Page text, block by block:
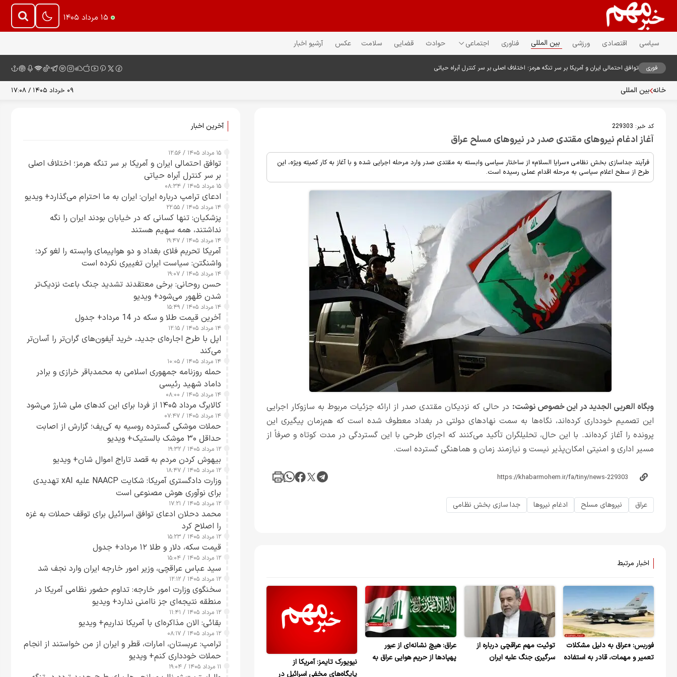
۱۵ مرداد ۱۴۰۵
سیاسی اقتصادی ورزشی بین المللی فناوری اجتماعی حوادث قضایی سلامت عکس آرشیو اخبار
فوری توافق احتمالی ایران و آمریکا بر سر تنگه هرمز؛ اختلاف اصلی بر سر کنترل آبراه حیاتی
خانه بین المللی ۰۹ خرداد ۱۴۰۵ / ۱۷:۰۸
کد خبر: 229303
آغاز ادغام نیروهای مقتدی صدر در نیروهای مسلح عراق
فرآیند جداسازی بخش نظامی «سرایا السلام» از ساختار سیاسی وابسته به مقتدی صدر وارد مرحله اجرایی شده و با آغاز به کار کمیته ویژه، این
طرح از سطح اعلام سیاسی به مرحله اقدام عملی رسیده است.
وبگاه العربی الجدید در این خصوص نوشت: در حالی که نزدیکان مقتدی صدر از ارائه جزئیات مربوط به سازوکار اجرایی
این تصمیم خودداری کرده‌اند، نگاه‌ها به سمت نهادهای دولتی در بغداد معطوف شده است که هم‌زمان پیگیری این
پرونده را آغاز کرده‌اند. با این حال، تحلیلگران تأکید می‌کنند که اجرای طرحی با این گستردگی در مدت کوتاه و صرفاً از
مسیر اداری و امنیتی امکان‌پذیر نیست و نیازمند زمان و هماهنگی گسترده است.
عراق نیروهای مسلح ادغام نیروها جدا سازی بخش نظامی
اخبار مرتبط
فوربس: «عراق به دلیل مشکلات
تعمیر و مهمات، قادر به استفاده
توئیت مهم عراقچی درباره از
سرگیری جنگ علیه ایران
عراق: هیچ نشانه‌ای از عبور
پهپادها از حریم هوایی عراق به
نیویورک تایمز: آمریکا از
پایگاه‌های مخفی اسرائیل در
آخرین اخبار
۱۵ مرداد ۱۴۰۵ / ۱۲:۵۶
توافق احتمالی ایران و آمریکا بر سر تنگه هرمز؛ اختلاف اصلی
بر سر کنترل آبراه حیاتی
۱۵ مرداد ۱۴۰۵ / ۰۸:۳۴
ادعای ترامپ درباره ایران: ایران به ما احترام می‌گذارد+ ویدیو
۱۴ مرداد ۱۴۰۵ / ۲۲:۵۵
پزشکیان: تنها کسانی که در خیابان بودند ایران را نگه
نداشتند، همه سهیم هستند
۱۴ مرداد ۱۴۰۵ / ۱۹:۴۷
آمریکا تحریم فلای بغداد و دو هواپیمای وابسته را لغو کرد؛
واشنگتن: سیاست ایران تغییری نکرده است
۱۴ مرداد ۱۴۰۵ / ۱۹:۰۷
حسن روحانی: برخی معتقدند تشدید جنگ باعث نزدیک‌تر
شدن ظهور می‌شود+ ویدیو
۱۴ مرداد ۱۴۰۵ / ۱۵:۴۹
آخرین قیمت طلا و سکه در 14 مرداد+ جدول
۱۴ مرداد ۱۴۰۵ / ۱۲:۱۵
اپل با طرح اجاره‌ای جدید، خرید آیفون‌های گران‌تر را آسان‌تر
می‌کند
۱۴ مرداد ۱۴۰۵ / ۱۰:۰۵
حمله روزنامه جمهوری اسلامی به محمدباقر خرازی و برادر
داماد شهید رئیسی
۱۴ مرداد ۱۴۰۵ / ۰۸:۰۰
کالابرگ مرداد ۱۴۰۵ از فردا برای این کدهای ملی شارژ می‌شود
۱۴ مرداد ۱۴۰۵ / ۰۷:۴۷
حملات موشکی گسترده روسیه به کی‌یف؛ گزارش از اصابت
حداقل ۳۰ موشک بالستیک+ ویدیو
۱۲ مرداد ۱۴۰۵ / ۱۹:۳۲
بیهوش کردن مردم به قصد تاراج اموال شان+ ویدیو
۱۲ مرداد ۱۴۰۵ / ۱۸:۴۷
وزارت دادگستری آمریکا: شکایت NAACP علیه xAI تهدیدی
برای نوآوری هوش مصنوعی است
۱۲ مرداد ۱۴۰۵ / ۱۷:۲۱
محمد دحلان ادعای توافق اسرائیل برای توقف حملات به غزه
را اصلاح کرد
۱۲ مرداد ۱۴۰۵ / ۱۵:۲۳
قیمت سکه، دلار و طلا ۱۲ مرداد+ جدول
۱۲ مرداد ۱۴۰۵ / ۱۵:۰۴
سید عباس عراقچی، وزیر امور خارجه ایران وارد نجف شد
۱۲ مرداد ۱۴۰۵ / ۱۲:۱۲
سخنگوی وزارت امور خارجه: تداوم حضور نظامی آمریکا در
منطقه نتیجه‌ای جز ناامنی ندارد+ ویدیو
۱۲ مرداد ۱۴۰۵ / ۱۱:۴۱
بقائی: الان مذاکره‌ای با آمریکا نداریم+ ویدیو
۱۲ مرداد ۱۴۰۵ / ۰۸:۱۷
ترامپ: عربستان، امارات، قطر و ایران از من خواستند از انجام
حملات خودداری کنم+ ویدیو
۱۱ مرداد ۱۴۰۵ / ۱۹:۰۴